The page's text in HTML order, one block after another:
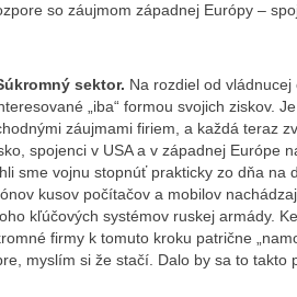
so záujmom západnej Európy –
sektor. Na rozdiel od
„iba“ formou svojich ziskov.
záujmami firiem, a každá teraz
spojenci v USA a v západnej Európe
sme vojnu stopnúť prakticky zo dňa na
kusov počítačov a mobilov
kľúčových systémov ruskej armády.
firmy k tomuto kroku patrične
myslím si že stačí. Dalo by sa to takto